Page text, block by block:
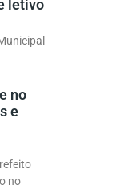
letivo
no
e
no